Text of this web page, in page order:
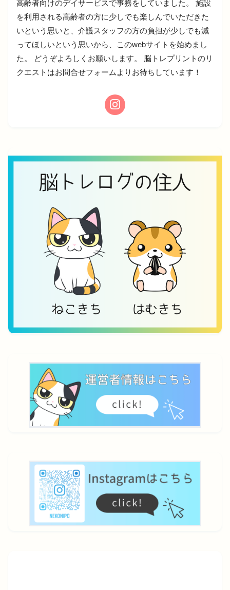
高齢者向けのデイサービスで事務をしていました。 施設
を利用される高齢者の方に少しでも楽しんでいただきた
いという思いと、介護スタッフの方の負担が少しでも減
ってほしいという思いから、このwebサイトを始めまし
た。 どうぞよろしくお願いします。 脳トレプリントのリ
クエストはお問合せフォームよりお待ちしています！